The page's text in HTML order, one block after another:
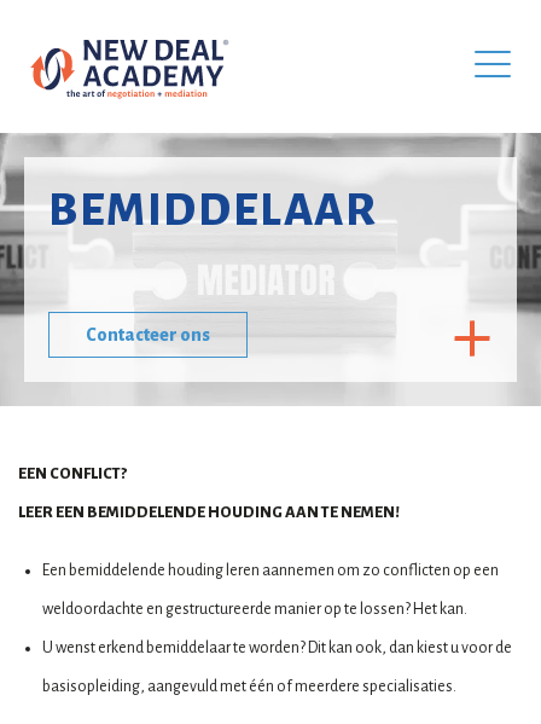
BEMIDDELAAR
Contacteer ons
EEN CONFLICT?
LEER EEN BEMIDDELENDE HOUDING AAN TE NEMEN!
Een bemiddelende houding leren aannemen om zo conflicten op een
weldoordachte en gestructureerde manier op te lossen? Het kan.
U wenst erkend bemiddelaar te worden? Dit kan ook, dan kiest u voor de
basisopleiding, aangevuld met één of meerdere specialisaties.